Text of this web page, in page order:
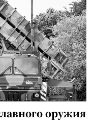
оружия